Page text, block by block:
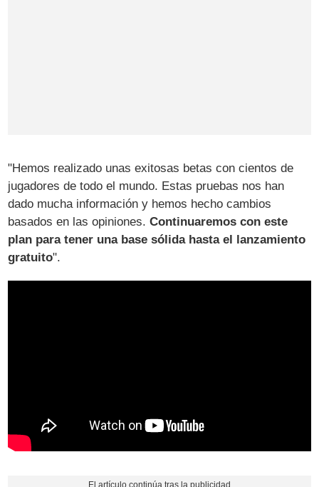
"Hemos realizado unas exitosas betas con cientos de
jugadores de todo el mundo. Estas pruebas nos han
dado mucha información y hemos hecho cambios
basados en las opiniones.Continuaremos con este
plan para tener una base sólida hasta el lanzamiento
gratuito".